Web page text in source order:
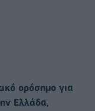
ορόσημο για
Ελλάδα,